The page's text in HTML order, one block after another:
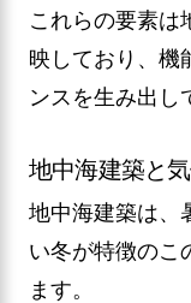
これらの要素は
映しており、機
ンスを生み出し
地中海建築と
地中海建築は、
い冬が特徴のこ
ます。